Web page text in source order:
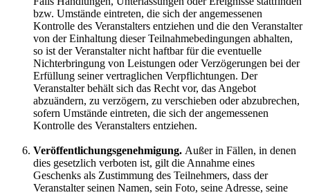
bzw. Umstände eintreten, die sich der angemessenen
Kontrolle des Veranstalters entziehen und die den Veranstalter
von der Einhaltung dieser Teilnahmebedingungen abhalten,
so ist der Veranstalter nicht haftbar für die eventuelle
Nichterbringung von Leistungen oder Verzögerungen bei der
Erfüllung seiner vertraglichen Verpflichtungen. Der
Veranstalter behält sich das Recht vor, das Angebot
abzuändern, zu verzögern, zu verschieben oder abzubrechen,
sofern Umstände eintreten, die sich der angemessenen
Kontrolle des Veranstalters entziehen.
Veröffentlichungsgenehmigung. Außer in Fällen, in denen
dies gesetzlich verboten ist, gilt die Annahme eines
Geschenks als Zustimmung des Teilnehmers, dass der
Veranstalter seinen Namen, sein Foto, seine Adresse, seine